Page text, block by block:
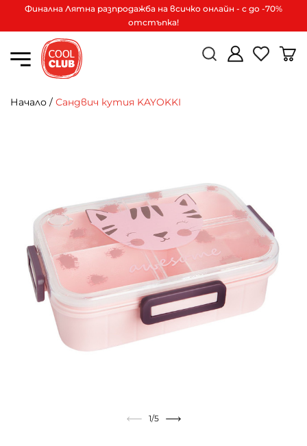
Финална Лятна разпродажба на всичко онлайн - с до -70%
отстъпка!
Начало / Сандвич кутия KAYOKKI
1/5